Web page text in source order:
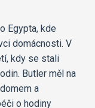
Egypta, kde
domácnosti. V
kdy se stali
Butler měl na
a
o hodiny